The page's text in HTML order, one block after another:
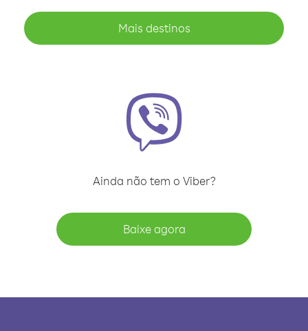
Mais destinos
Ainda não tem o Viber?
Baixe agora